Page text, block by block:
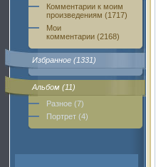
Комментарии к моим
произведениям (1717)
Мои
комментарии (2168)
Избранное (1331)
Альбом (11)
Разное (7)
Портрет (4)